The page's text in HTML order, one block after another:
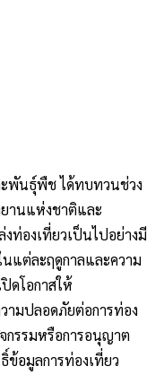
พันธุ์พืช ได้ทบทวนช่วง
านแ​ห่งชาติ​และ
ท่องเที่ยวเป็นไปอย่างมี
แต่ละฤดูกาลและความ
ดโอกาสให้
ามปลอดภัยต่อการท่อง
กรรมหรือการอนุญาต
ข้อมูลการท่องเที่ยว